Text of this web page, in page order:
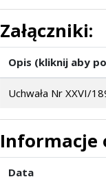
Załączniki:
Opis (kliknij aby
Uchwała Nr XXVI/
Informacje
Data